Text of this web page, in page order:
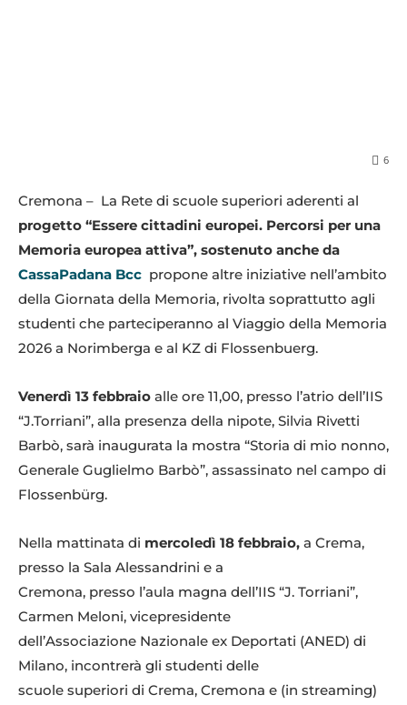
6
Cremona – La Rete di scuole superiori aderenti al
progetto “Essere cittadini europei. Percorsi per una
Memoria europea attiva”, sostenuto anche da
CassaPadana Bcc propone altre iniziative nell’ambito
della Giornata della Memoria, rivolta soprattutto agli
studenti che parteciperanno al Viaggio della Memoria
2026 a Norimberga e al KZ di Flossenbuerg.
Venerdì 13 febbraio alle ore 11,00, presso l’atrio dell’IIS
“J.Torriani”, alla presenza della nipote, Silvia Rivetti
Barbò, sarà inaugurata la mostra “Storia di mio nonno,
Generale Guglielmo Barbò”, assassinato nel campo di
Flossenbürg.
Nella mattinata di mercoledì 18 febbraio, a Crema,
presso la Sala Alessandrini e a
Cremona, presso l’aula magna dell’IIS “J. Torriani”,
Carmen Meloni, vicepresidente
dell’Associazione Nazionale ex Deportati (ANED) di
Milano, incontrerà gli studenti delle
scuole superiori di Crema, Cremona e (in streaming)